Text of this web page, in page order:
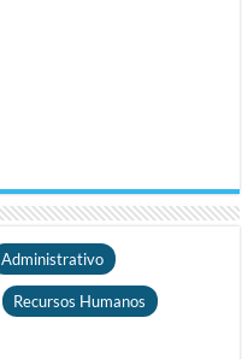
Administrativo
Recursos Humanos